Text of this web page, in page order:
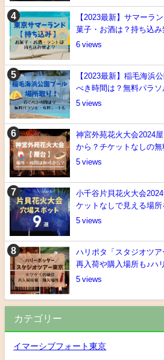
【2023最新】サマーラ
菓子・お酒は？持ち込
6
【2023最新】稲毛海浜
べき時間は？無料パラ
5
神宮外苑花火大会2024
から？チケットなしの無
5
小千谷片貝花火大会
ケットなしで見える場所
5
ハリポタ「スタジオツア
再入荷や購入場所も♪ハ
5
カテゴリー
イマーシブフォート東京